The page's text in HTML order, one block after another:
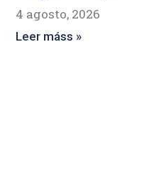
4 agosto, 2026
Leer máss »